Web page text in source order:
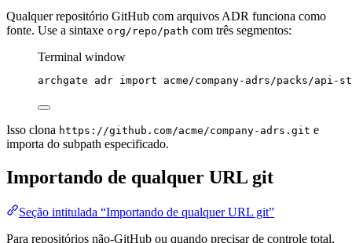
Qualquer repositório GitHub com arquivos ADR funciona como
fonte. Use a sintaxe org/repo/path com três segmentos:
Terminal window
archgate adr import acme/company-adrs/packs/api-
Isso clona https://github.com/acme/company-adrs.git e
importa do subpath especificado.
Importando de qualquer URL git
Seção intitulada “Importando de qualquer URL git”
Para repositórios não-GitHub ou quando precisar de controle total,